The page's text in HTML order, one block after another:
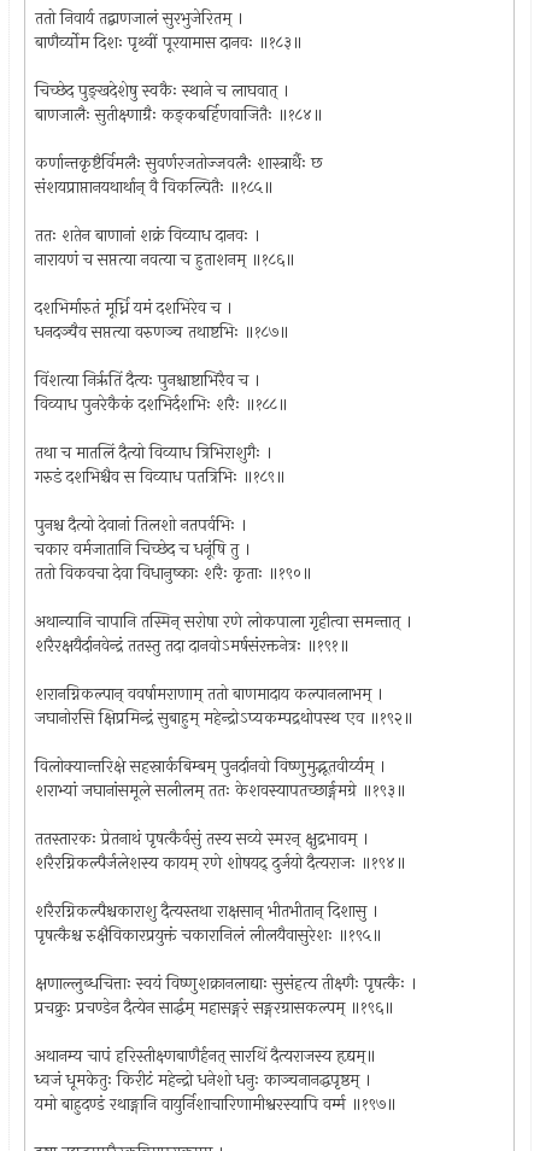
ततो निवार्य तद्बाणजालं सुरभुजेरितम् ।
बाणैर्व्योम दिशः पृथ्वीं पूरयामास दानवः ॥१८३॥
चिच्छेद पुङ्खदेशेषु स्वकैः स्थाने च लाघवात् ।
बाणजालैः सुतीक्ष्णाग्रैः कङ्कबर्हिणवाजितैः ॥१८४॥
कर्णान्तकृष्टैर्विमलैः सुवर्णरजतोज्जवलैः शास्त्रार्थैः छ
संशयप्राप्तानयथार्थान् वै विकल्पितैः ॥१८५॥
ततः शतेन बाणानां शक्रं विव्याध दानवः ।
नारायणं च सप्तत्या नवत्या च हुताशनम् ॥१८६॥
दशभिर्मारुतं मूर्ध्नि यमं दशभिरेव च ।
धनदञ्चैव सप्तत्या वरुणञ्च तथाष्टभिः ॥१८७॥
विंशत्या निर्ऋतिं दैत्यः पुनश्चाष्टाभिरैव च ।
विव्याध पुनरेकैकं दशभिर्दशभिः शरैः ॥१८८॥
तथा च मातलिं दैत्यो विव्याध त्रिभिराशुगैः ।
गरुडं दशभिश्चैव स विव्याध पतत्रिभिः ॥१८९॥
पुनश्च दैत्यो देवानां तिलशो नतपर्वभिः ।
चकार वर्मजातानि चिच्छेद च धनूंषि तु ।
ततो विकवचा देवा विधानुष्काः शरैः कृताः ॥१९०॥
अथान्यानि चापानि तस्मिन् सरोषा रणे लोकपाला गृहीत्वा समन्तात् ।
शरैरक्षयैर्दानवेन्द्रं ततस्तु तदा दानवोऽमर्षसंरक्तनेत्रः ॥१९१॥
शरानग्निकल्पान् ववर्षामराणाम् ततो बाणमादाय कल्पानलाभम् ।
जघानोरसि क्षिप्रमिन्द्रं सुबाहुम् महेन्द्रोऽप्यकम्पद्रथोपस्थ एव ॥१९२॥
विलोक्यान्तरिक्षे सहस्रार्कबिम्बम् पुनर्दानवो विष्णुमुद्भूतवीर्य्यम् ।
शराभ्यां जघानांसमूले सलीलम् ततः केशवस्यापतच्छार्ङ्गमग्रे ॥१९३॥
ततस्तारकः प्रेतनाथं पृषत्कैर्वसुं तस्य सव्ये स्मरन् क्षुद्रभावम् ।
शरैरग्निकल्पैर्जलेशस्य कायम् रणे शोषयद् दुर्जयो दैत्यराजः ॥१९४॥
शरैरग्निकल्पैश्चकाराशु दैत्यस्तथा राक्षसान् भीतभीतान् दिशासु ।
पृषत्कैश्च रुक्षैविकारप्रयुक्तं चकारानिलं लीलयैवासुरेशः ॥१९५॥
क्षणाल्लुब्धचित्ताः स्वयं विष्णुशक्रानलाद्याः सुसंहत्य तीक्ष्णैः पृषत्कैः ।
प्रचक्रुः प्रचण्डेन दैत्येन सार्द्धम् महासङ्गरं सङ्गरग्रासकल्पम् ॥१९६॥
अथानम्य चापं हरिस्तीक्ष्णबाणैर्हनत् सारथिं दैत्यराजस्य हृद्यम्॥
ध्वजं धूमकेतुः किरीटं महेन्द्रो धनेशो धनुः काञ्चनानद्धपृष्ठम् ।
यमो बाहुदण्डं रथाङ्गानि वायुर्निशाचारिणामीश्वरस्यापि वर्म्म ॥१९७॥